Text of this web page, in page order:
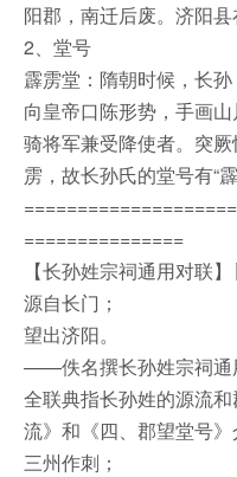
阳郡，南迁后废。济阳县
2、堂号
霹雳堂：隋朝时候，长孙
向皇帝口陈形势，手画
骑将军兼受降使者。突
雳，故长孙氏的堂号有“霹
===============
【长孙姓宗祠通用对联
源自长门；
望出济阳。
——佚名撰长孙姓宗祠通
全联典指长孙姓的源流
流》和《四、郡望堂号》
三州作刺；